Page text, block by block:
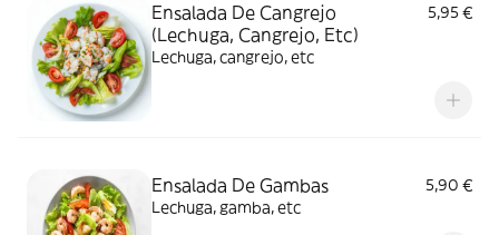
Ensalada De Cangrejo
(Lechuga, Cangrejo, Etc)
5,95 €
Lechuga, cangrejo, etc
Ensalada De Gambas
5,90 €
Lechuga, gamba, etc